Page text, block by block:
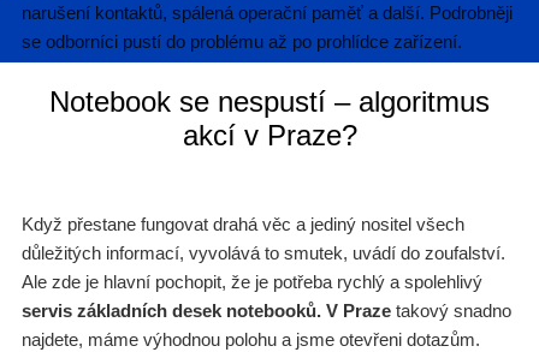
narušení kontaktů, spálená operační paměť a další. Podrobněji
se odborníci pustí do problému až po prohlídce zařízení.
Notebook se nespustí – algoritmus
akcí v Praze?
Když přestane fungovat drahá věc a jediný nositel všech
důležitých informací, vyvolává to smutek, uvádí do zoufalství.
Ale zde je hlavní pochopit, že je potřeba rychlý a spolehlivý
servis základních desek notebooků. V Praze takový snadno
najdete, máme výhodnou polohu a jsme otevřeni dotazům.